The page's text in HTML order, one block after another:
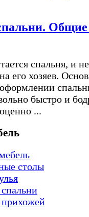
спальня, и
его хозяев.
быстро и
...
столы